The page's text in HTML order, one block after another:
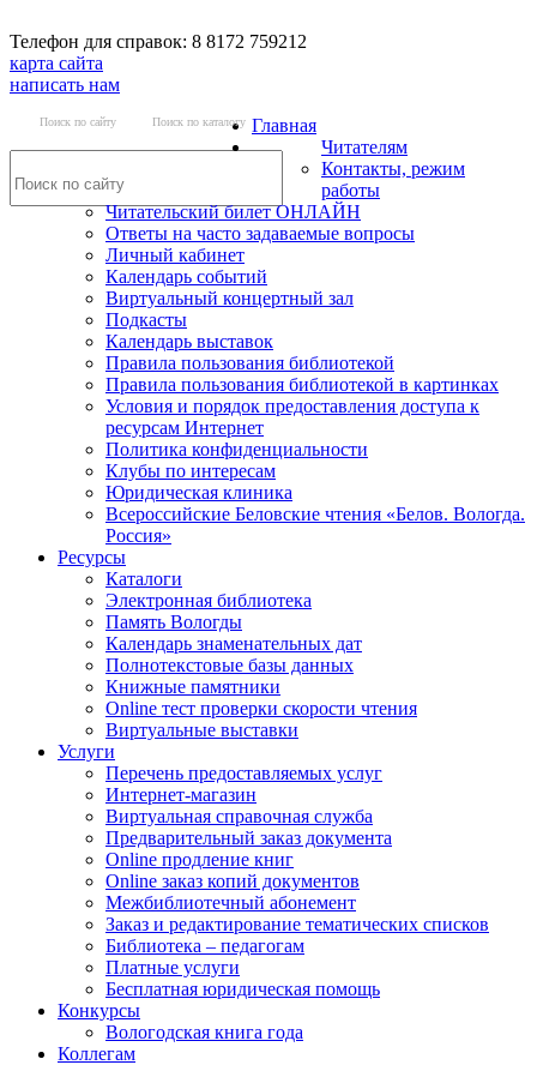
Телефон для справок: 8 8172 759212
карта сайта
написать нам
Поиск по сайту Поиск по каталогу Главная
Читателям
Контакты, режим
работы
Читательский билет ОНЛАЙН
Ответы на часто задаваемые вопросы
Личный кабинет
Календарь событий
Виртуальный концертный зал
Подкасты
Календарь выставок
Правила пользования библиотекой
Правила пользования библиотекой в картинках
Условия и порядок предоставления доступа к
ресурсам Интернет
Политика конфиденциальности
Клубы по интересам
Юридическая клиника
Всероссийские Беловские чтения «Белов. Вологда.
Россия»
Ресурсы
Каталоги
Электронная библиотека
Память Вологды
Календарь знаменательных дат
Полнотекстовые базы данных
Книжные памятники
Online тест проверки скорости чтения
Виртуальные выставки
Услуги
Перечень предоставляемых услуг
Интернет-магазин
Виртуальная справочная служба
Предварительный заказ документа
Online продление книг
Online заказ копий документов
Межбиблиотечный абонемент
Заказ и редактирование тематических списков
Библиотека – педагогам
Платные услуги
Бесплатная юридическая помощь
Конкурсы
Вологодская книга года
Коллегам